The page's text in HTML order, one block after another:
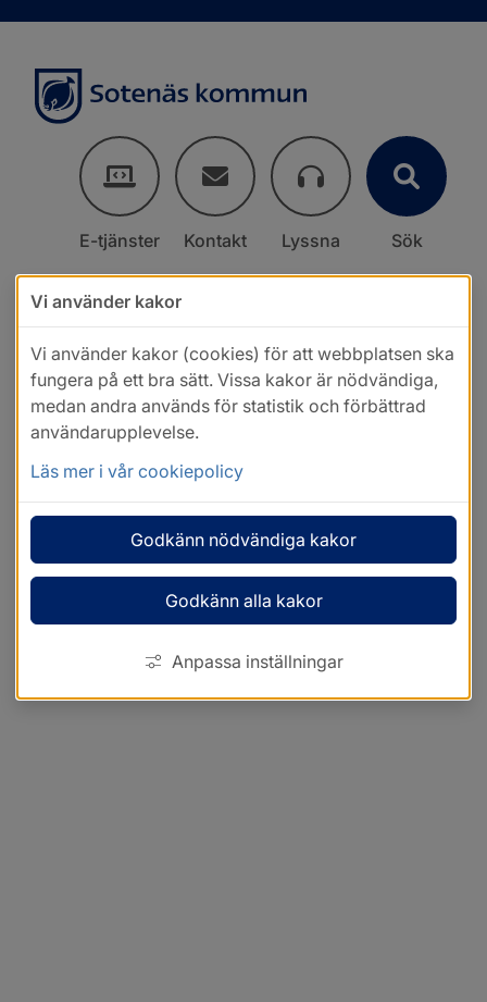
E-tjänster Kontakt Lyssna Sök
Vi använder kakor
Vi använder kakor (cookies) för att webbplatsen ska
fungera på ett bra sätt. Vissa kakor är nödvändiga,
medan andra används för statistik och förbättrad
användarupplevelse.
Läs mer i vår cookiepolicy
Godkänn nödvändiga kakor
Godkänn alla kakor
Anpassa inställningar